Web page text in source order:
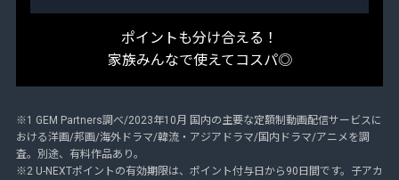
ポイントも分け合える！
家族みんなで使えてコスパ◎
※1 GEM Partners調べ/2023年10⽉ 国内の主要な定額制動画配信サービスに
おける洋画/邦画/海外ドラマ/韓流・アジアドラマ/国内ドラマ/アニメを調
査。別途、有料作品あり。
※2 U-NEXTポイントの有効期限は、ポイント付与日から90日間です。子アカ